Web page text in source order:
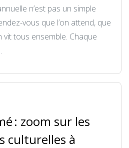
n’est pas un simple
vous que l’on attend, que
vit tous ensemble. Chaque
: zoom sur les
culturelles à